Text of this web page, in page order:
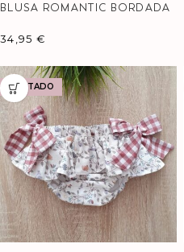
BLUSA ROMANTIC BORDADA
34,95 €
AGOTADO